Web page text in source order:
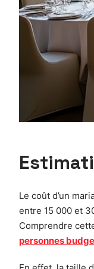
Le coût d’un
entre 15 000 et
Comprendre
personnes